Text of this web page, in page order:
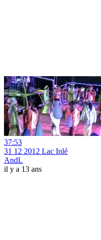
37:53
31 12 2012 Lac Inlé
AndL
il y a 13 ans